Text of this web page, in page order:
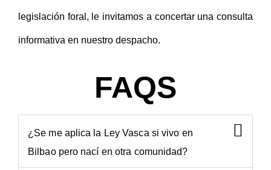
legislación foral, le invitamos a concertar una consulta
informativa en nuestro despacho.
FAQS
¿Se me aplica la Ley Vasca si vivo en
Bilbao pero nací en otra comunidad?